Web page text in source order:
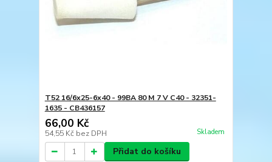
T52 16/6x25-6x40 - 99BA 80 M 7 V C40 - 32351-
1635 - CB436157
66,00 Kč
54,55 Kč bez DPH Skladem
Přidat do košíku